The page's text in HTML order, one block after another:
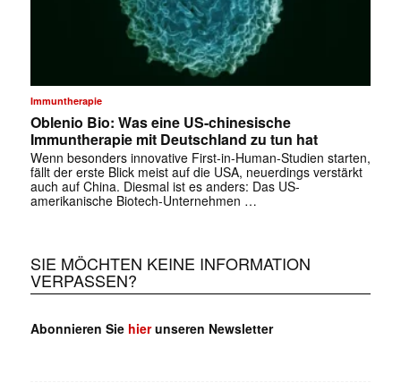
Immuntherapie
Oblenio Bio: Was eine US-chinesische
Immuntherapie mit Deutschland zu tun hat
Wenn besonders innovative First-in-Human-Studien starten,
fällt der erste Blick meist auf die USA, neuerdings verstärkt
auch auf China. Diesmal ist es anders: Das US-
amerikanische Biotech-Unternehmen …
SIE MÖCHTEN KEINE INFORMATION
VERPASSEN?
Abonnieren Sie hierunseren Newsletter